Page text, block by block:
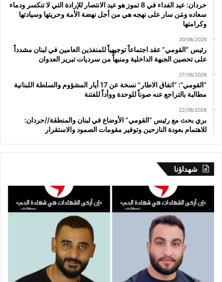
حردان: عيد الفداء في 8 تموز هو عيد الانتصار للإرادة التي لا تنكسر ودماء
سعاده ومَن سار على نهجه هي من أجل نهضة الأمة وحريتها وسيادتها
وكرامتها
30/06/2026
رئيس “القومي” عقد اجتماعاً توجيهياً للمنفذين العامين في لبنان مشدداً
على تحصين الجبهة الداخلية ومنبهاً من سرديات تبرير العدوان
27/06/2026
“القومي”: “اتفاق الاطار” نسخة عن 17 أيار المشؤوم والسلطة اللبنانية
مطالبة بالتراجع عنه صوناً للوحدة ووأداً للفتنة
22/06/2026
بري بحث مع رئيس “القومي” الأوضاع في لبنان والمنطقة//حردان:
للاهتمام بعودة النازحين وتوفير مقومات الصمود والاستقرار
شهداؤنا